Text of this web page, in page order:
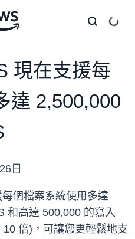
現在支援每
達 2,500,000
日
個檔案系統使用多達
和高達 500,000 的寫入
倍)，可讓您更輕鬆地支